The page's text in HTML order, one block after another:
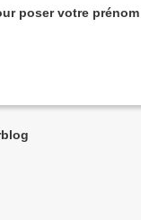
poser votre